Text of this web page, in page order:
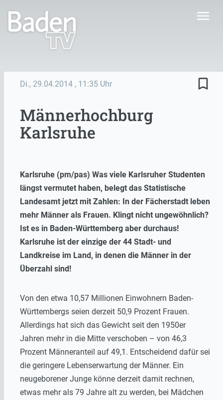
menu
Di., 29.04.2014 , 11:35 Uhr bookmark_border
Männerhochburg
Karlsruhe
Karlsruhe (pm/pas) Was viele Karlsruher Studenten
längst vermutet haben, belegt das Statistische
Landesamt jetzt mit Zahlen: In der Fächerstadt leben
mehr Männer als Frauen. Klingt nicht ungewöhnlich?
Ist es in Baden-Württemberg aber durchaus!
Karlsruhe ist der einzige der 44 Stadt- und
Landkreise im Land, in denen die Männer in der
Überzahl sind!
Von den etwa 10,57 Millionen Einwohnern Baden-
Württembergs seien derzeit 50,9 Prozent Frauen.
Allerdings hat sich das Gewicht seit den 1950er
Jahren mehr in die Mitte verschoben – von 46,3
Prozent Männeranteil auf 49,1. Entscheidend dafür sei
die geringere Lebenserwartung der Männer. Ein
neugeborener Junge könne derzeit damit rechnen,
etwas mehr als 79 Jahre alt zu werden, bei Mädchen